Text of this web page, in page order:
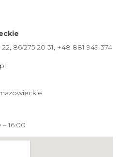
86/275 20 31, +48 881 949 374
16:00